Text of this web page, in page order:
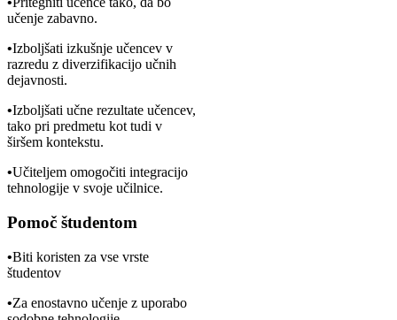
učenje zabavno.
•Izboljšati izkušnje učencev v
razredu z diverzifikacijo učnih
dejavnosti.
•Izboljšati učne rezultate učencev,
tako pri predmetu kot tudi v
širšem kontekstu.
•Učiteljem omogočiti integracijo
tehnologije v svoje učilnice.
Pomoč študentom
•Biti koristen za vse vrste
študentov
•Za enostavno učenje z uporabo